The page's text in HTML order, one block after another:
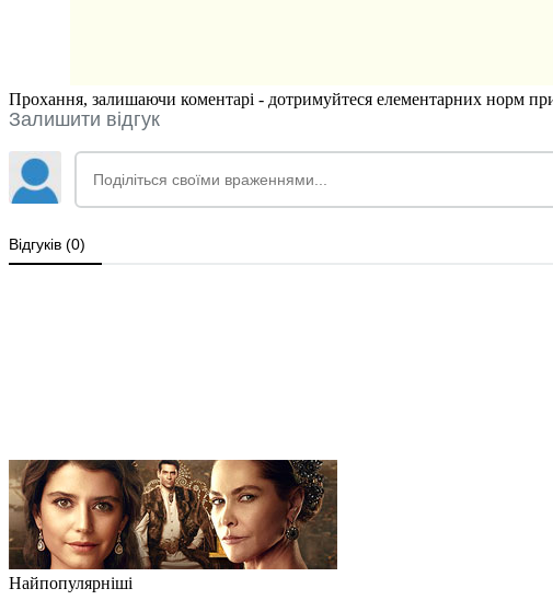
Прохання, залишаючи коментарі - дотримуйтеся елементарних норм
Найпопулярніші